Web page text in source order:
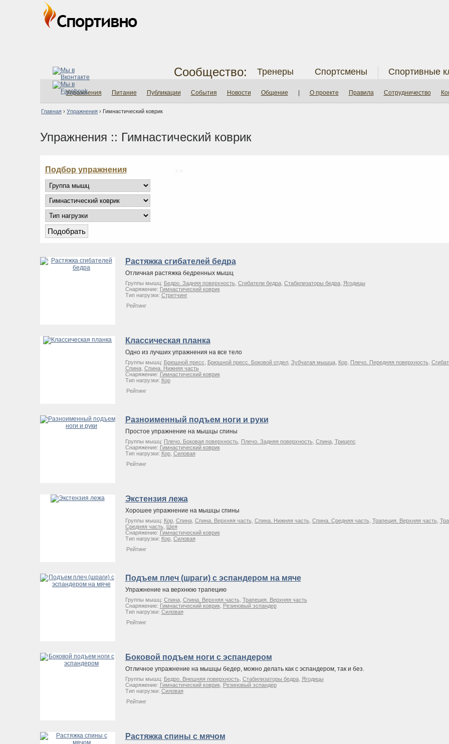
Сообщество: Тренеры Спортсмены Спортивные
Упражнения Питание Публикации События Новости Общение О проекте Правила Сотрудничество
Главная › Упражнения › Гимнастический коврик
Упражнения :: Гимнастический коврик
Подбор упражнения
Растяжка сгибателей бедра
Отличная растяжка бедренных мышц
Группы мышц: Бедро. Задняя поверхность Сгибатели бедра, Стабилизаторы бедра, Ягодицы
Снаряжение: Гимнастический коврик
Тип нагрузки: Стретчинг
Рейтинг
Классическая планка
Одно из лучших упражнения на все тело
Группы мышц: Брюшной пресс Брюшной пресс. Боковой отдел, Зубчатая мышца, Кор, Плечо. Передняя поверхность
Спина, Спина. Нижняя часть
Снаряжение: Гимнастический коврик
Тип нагрузки: Кор
Рейтинг
Разноименный подъем ноги и руки
Простое упражнение на мышцы спины
Группы мышц: Плечо. Боковая поверхность Плечо. Задняя поверхность Спина, Трицепс
Снаряжение: Гимнастический коврик
Тип нагрузки: Кор, Силовая
Рейтинг
Экстензия лежа
Хорошее упражнение на мышцы спины
Группы мышц: Кор, Спина, Спина. Верхняя часть Спина. Нижняя часть Спина. Средняя часть Трапеция. Верхняя часть
Средняя часть
Шея
Снаряжение: Гимнастический коврик
Тип нагрузки: Кор, Силовая
Рейтинг
Подъем плеч (шраги) с эспандером на мяче
Упражнение на верхнюю трапецию
Группы мышц: Спина, Спина. Верхняя часть Трапеция. Верхняя часть
Снаряжение: Гимнастический коврик, Резиновый эспандер
Тип нагрузки: Силовая
Рейтинг
Боковой подъем ноги с эспандером
Отличное упражнение на мышцы бедер, можно делать как с эспандером, так и без.
Группы мышц: Бедро. Внешняя поверхность Стабилизаторы бедра, Ягодицы
Снаряжение: Гимнастический коврик, Резиновый эспандер
Тип нагрузки: Силовая
Рейтинг
Растяжка спины с мячом